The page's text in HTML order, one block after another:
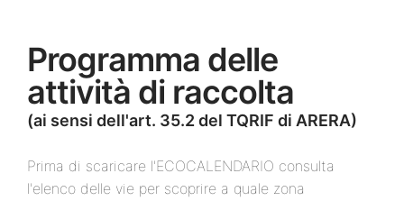
Programma delle
attività di raccolta
(ai sensi dell'art. 35.2 del TQRIF di ARERA)
Prima di scaricare l'ECOCALENDARIO consulta
l'elenco delle vie per scoprire a quale zona